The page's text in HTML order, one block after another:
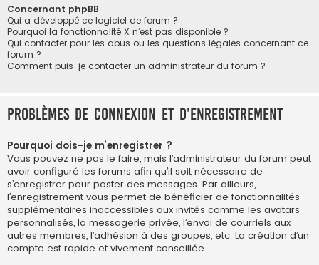
Concernant phpBB
Qui a développé ce logiciel de forum ?
Pourquoi la fonctionnalité X n’est pas disponible ?
Qui contacter pour les abus ou les questions légales concernant ce
forum ?
Comment puis-je contacter un administrateur du forum ?
Problèmes de connexion et d’enregistrement
Pourquoi dois-je m’enregistrer ?
Vous pouvez ne pas le faire, mais l’administrateur du forum peut
avoir configuré les forums afin qu’il soit nécessaire de
s’enregistrer pour poster des messages. Par ailleurs,
l’enregistrement vous permet de bénéficier de fonctionnalités
supplémentaires inaccessibles aux invités comme les avatars
personnalisés, la messagerie privée, l’envoi de courriels aux
autres membres, l’adhésion à des groupes, etc. La création d’un
compte est rapide et vivement conseillée.